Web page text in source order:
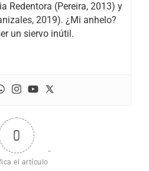
Redentora (Pereira, 2013) y
2019). ¿Mi anhelo?
un siervo inútil.
0
el artículo